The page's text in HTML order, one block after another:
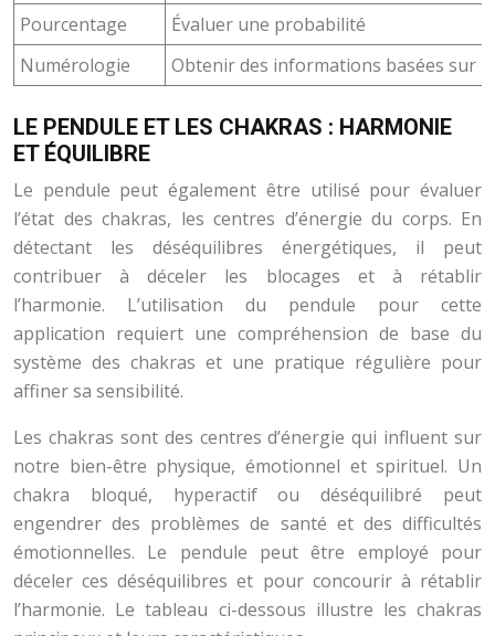
Pourcentage
Évaluer une probabilité
Numérologie
Obtenir des informations basées sur
LE PENDULE ET LES CHAKRAS : HARMONIE
ET ÉQUILIBRE
Le pendule peut également être utilisé pour évaluer
l’état des chakras, les centres d’énergie du corps. En
détectant les déséquilibres énergétiques, il peut
contribuer à déceler les blocages et à rétablir
l’harmonie. L’utilisation du pendule pour cette
application requiert une compréhension de base du
système des chakras et une pratique régulière pour
affiner sa sensibilité.
Les chakras sont des centres d’énergie qui influent sur
notre bien-être physique, émotionnel et spirituel. Un
chakra bloqué, hyperactif ou déséquilibré peut
engendrer des problèmes de santé et des difficultés
émotionnelles. Le pendule peut être employé pour
déceler ces déséquilibres et pour concourir à rétablir
l’harmonie. Le tableau ci-dessous illustre les chakras